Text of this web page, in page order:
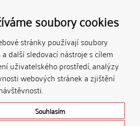
soubory cookies
stránky používají soubory
a další sledovací nástroje s cílem
uživatelského prostředí, analýzy
webových stránek a zjištění
Souhlasím
k
vydávány
jinou
autora.
shall not
of
other